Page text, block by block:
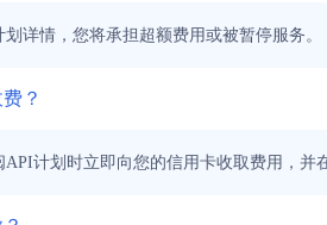
详情，您将承担超额费用或被暂停服务。
？
API计划时立即向您的信用卡收取费用，并